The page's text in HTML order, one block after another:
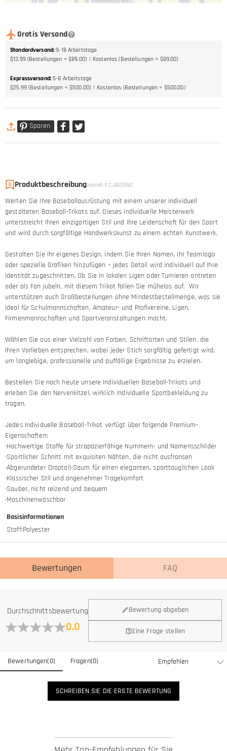
Gratis Versand
Standardversand: 9-18 Arbeitstage
$13.99 (Bestellungen < $89.00)
Kostenlos (Bestellungen > $89.00)
Expressversand: 5-8 Arbeitstage
$25.99 (Bestellungen < $500.00)
Kostenlos (Bestellungen > $500.00)
Sparen
ProduktbeschreibungItem#: FCJB03947
Werten Sie Ihre Baseballausrüstung mit einem unserer individuell
gestalteten Baseball-Trikots auf. Dieses Individuelle Meisterwerk
unterstreicht Ihren einzigartigen Stil und Ihre Leidenschaft für den Sport
und wird durch sorgfältige Handwerkskunst zu einem echten Kunstwerk.
Gestalten Sie Ihr eigenes Design, indem Sie Ihren Namen, Ihr Teamlogo
oder spezielle Grafiken hinzufügen – jedes Detail wird individuell auf Ihre
Identität zugeschnitten. Ob Sie in lokalen Ligen oder Turnieren antreten
oder als Fan jubeln, mit diesem Trikot fallen Sie mühelos auf. Wir
unterstützen auch Großbestellungen ohne Mindestbestellmenge, was sie
ideal für Schulmannschaften, Amateur- und Profivereine, Ligen,
Firmenmannschaften und Sportveranstaltungen macht.
Wählen Sie aus einer Vielzahl von Farben, Schriftarten und Stilen, die
Ihren Vorlieben entsprechen, wobei jeder Stich sorgfältig gefertigt wird,
um langlebige, professionelle und auffällige Ergebnisse zu erzielen.
Bestellen Sie noch heute unsere Individuellen Baseball-Trikots und
erleben Sie den Nervenkitzel, wirklich Individuelle Sportbekleidung zu
tragen.
Jedes Individuelle Baseball-Trikot verfügt über folgende Premium-
Eigenschaften:
·Hochwertige Stoffe für strapazierfähige Nummern- und Namensschilder
·Sportlicher Schnitt mit exquisiten Nähten, die nicht ausfransen
·Abgerundeter Droptail-Saum für einen eleganten, sporttauglichen Look
·Klassischer Stil und angenehmer Tragekomfort
·Sauber, nicht reizend und bequem
·Maschinenwaschbar
Basisinformationen
Stoff:Polyester
Bewertungen FAQ
Durchschnittsbewertung
0.0
Bewertung abgeben
Eine Frage stellen
Bewertungen(0) Fragen(0)
SCHREIBEN SIE DIE ERSTE BEWERTUNG